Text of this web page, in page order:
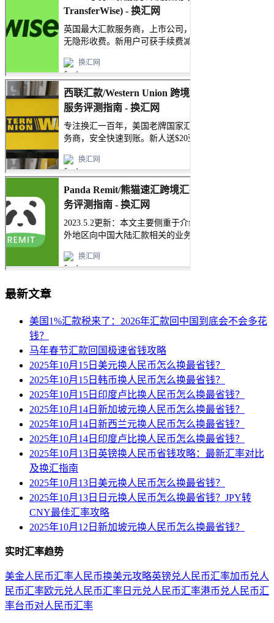
最新文章
美国1%汇款税来了：2026年汇款回中国到底会不会多花
钱？
马年春节汇款回国极速省钱攻略
2025年10月15日美元换人民币怎么换最省钱？
2025年10月15日韩币换人民币怎么换最省钱？
2025年10月15日印度卢比换人民币怎么换最省钱？
2025年10月14日新加坡元换人民币怎么换最省钱？
2025年10月14日新西兰元换人民币怎么换最省钱？
2025年10月14日印度卢比换人民币怎么换最省钱？
2025年10月13日英镑换人民币省钱攻略：最新汇率对比
及换汇指南
2025年10月13日美元换人民币怎么换最省钱？
2025年10月13日日元换人民币怎么换最省钱？JPY转
CNY最佳汇率攻略
2025年10月12日新加坡元换人民币怎么换最省钱？
实时汇率趋势
美金人民币汇率人民币换美元攻略英镑兑人民币汇率加币兑人
民币汇率欧元兑人民币汇率 日元兑人民币汇率港币兑人民币汇
率台币对人民币汇率